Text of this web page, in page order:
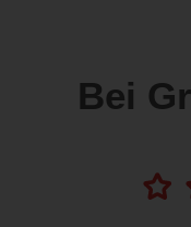
Bei